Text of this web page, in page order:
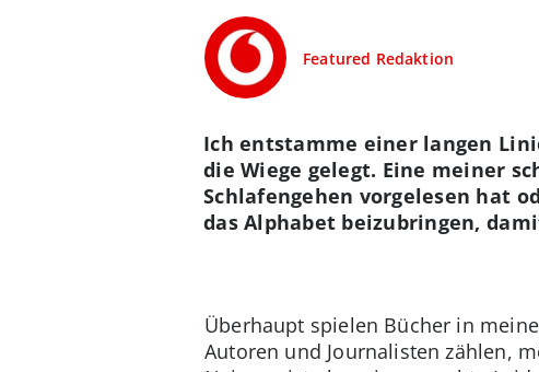
Featured Redaktion
Ich entstamme einer langen
die Wiege gelegt. Eine meiner
Schlafengehen vorgelesen hat
das Alphabet beizubringen,
Überhaupt spielen Bücher in
Autoren und Journalisten zählen,